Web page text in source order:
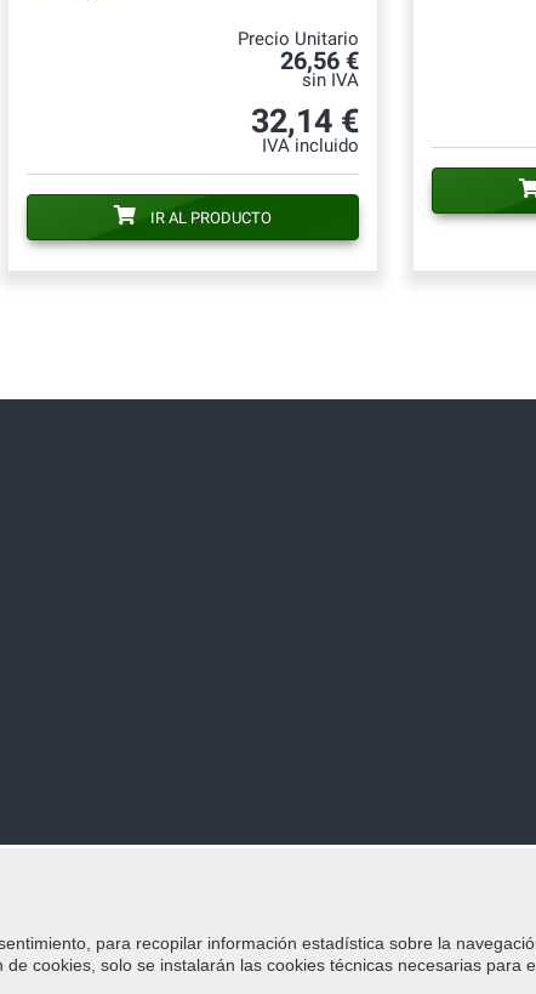
Precio Unitario
26,56 €
sin IVA
32,14 €
IVA incluido
IR AL PRODUCTO
para recopilar información estadística sobre la
cookies, solo se instalarán las cookies técnicas necesarias para